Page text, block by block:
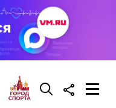
состояния, —